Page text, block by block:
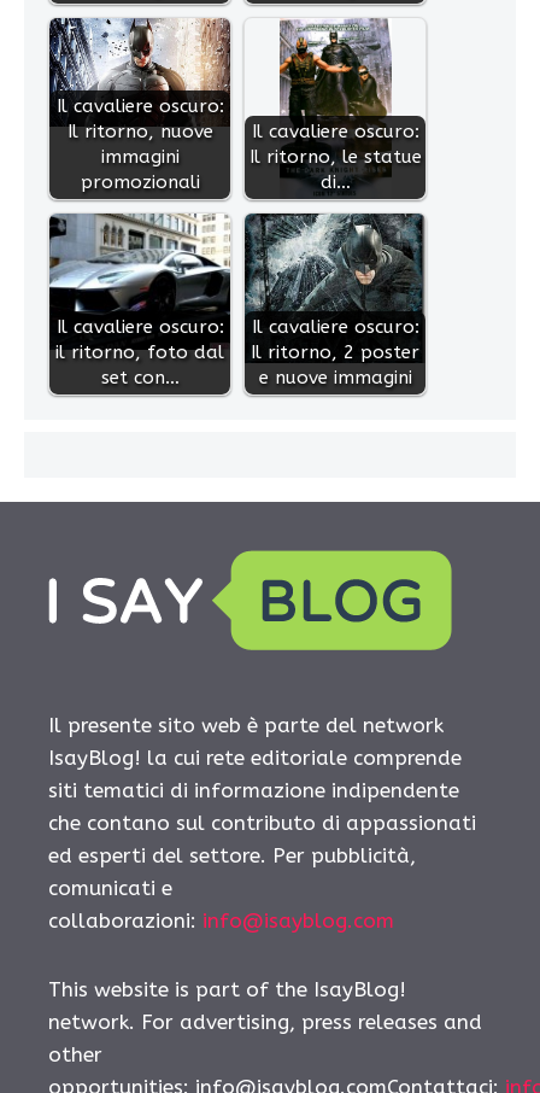
Il cavaliere oscuro:
Il ritorno, nuove
immagini
promozionali
Il cavaliere oscuro:
Il ritorno, le statue
di…
Il cavaliere oscuro:
il ritorno, foto dal
set con…
Il cavaliere oscuro:
Il ritorno, 2 poster
e nuove immagini
Il presente sito web è parte del network
IsayBlog! la cui rete editoriale comprende
siti tematici di informazione indipendente
che contano sul contributo di appassionati
ed esperti del settore. Per pubblicità,
comunicati e
collaborazioni: info@isayblog.com
This website is part of the IsayBlog!
network. For advertising, press releases and
other
opportunities: info@isayblog.comContattaci: